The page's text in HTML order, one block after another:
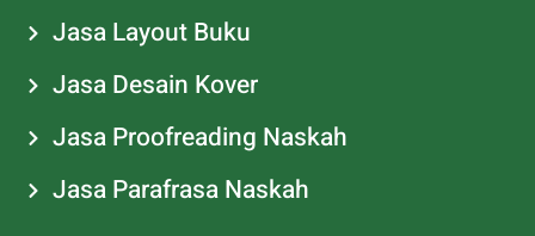
Jasa Layout Buku
Jasa Desain Kover
Jasa Proofreading Naskah
Jasa Parafrasa Naskah